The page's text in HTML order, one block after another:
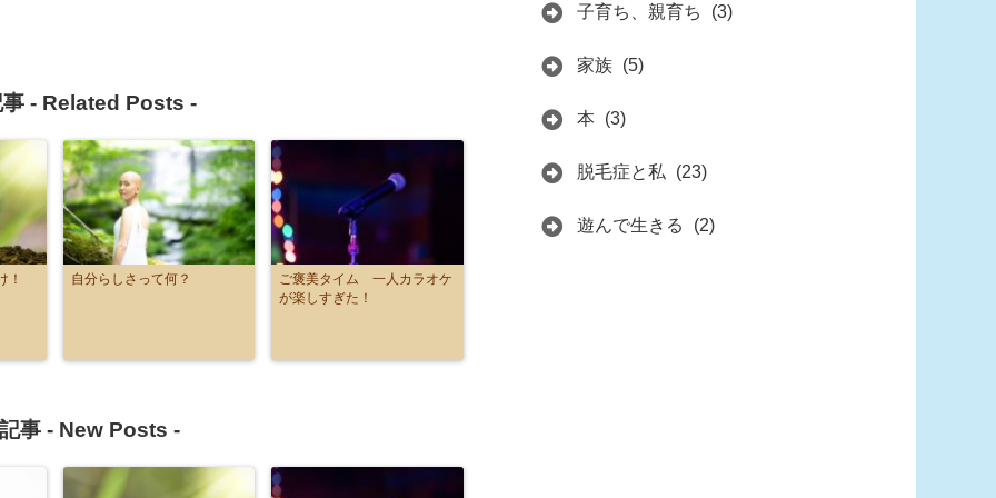
- Related Posts -
！ 自分らしさって何？
ご褒美タイム 一人カラオケ
が楽しすぎた！
事 - New Posts -
子育ち、親育ち (3)
家族 (5)
本 (3)
脱毛症と私 (23)
遊んで生きる (2)